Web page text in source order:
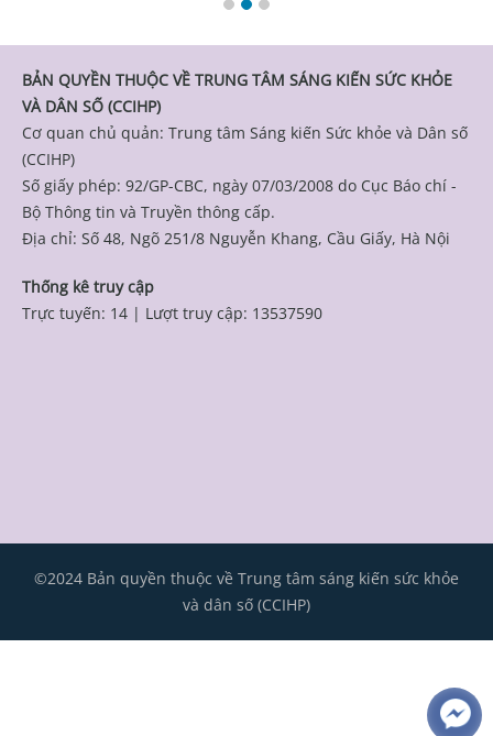
BẢN QUYỀN THUỘC VỀ TRUNG TÂM SÁNG KIẾN SỨC KHỎE
VÀ DÂN SỐ (CCIHP)
Cơ quan chủ quản: Trung tâm Sáng kiến Sức khỏe và Dân số
(CCIHP)
Số giấy phép: 92/GP-CBC, ngày 07/03/2008 do Cục Báo chí -
Bộ Thông tin và Truyền thông cấp.
Địa chỉ: Số 48, Ngõ 251/8 Nguyễn Khang, Cầu Giấy, Hà Nội
Thống kê truy cập
Trực tuyến: 14 | Lượt truy cập: 13537590
©2024 Bản quyền thuộc về Trung tâm sáng kiến sức khỏe
và dân số (CCIHP)